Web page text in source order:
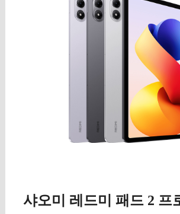
샤오미 레드미 패드 2 프